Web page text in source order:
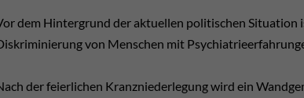
dem Hintergrund der aktuellen politischen Situation
von Menschen mit
der feierlichen Kranzniederlegung wird ein